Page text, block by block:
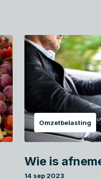
Omzetbelasting
Wie is
14 sep 2023